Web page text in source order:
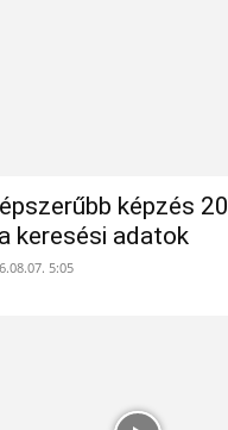
képzés
keresési adatok
5:05